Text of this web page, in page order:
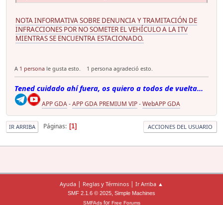
NOTA INFORMATIVA SOBRE DENUNCIA Y TRAMITACIÓN DE
INFRACCIONES POR NO SOMETER EL VEHÍCULO A LA ITV
MIENTRAS SE ENCUENTRA ESTACIONADO.
A 1 persona le gusta esto. 1 persona agradeció esto.
Tened cuidado ahí fuera, os quiero a todos de vuelta...
APP GDA-APP GDA PREMIUM VIP-WebAPP GDA
IR ARRIBA Páginas 1 ACCIONES DEL USUARIO
Ayuda | Reglas y Términos | Ir Arriba ▲
SMF 2.1.6 © 2025, Simple Machines
SMFAdsfor Free Forums